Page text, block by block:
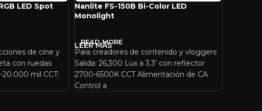
LED Spot
de cine y
con ruedas
mil CCT;
Nanlite FS-150B Bi-Color LED
Monolight
READ MORE
Para creadores de contenido y vloggers
Salida: 26,300 Lux a 3.3′ con reflector
2700-6500K CCT Alimentación de CA
Control a